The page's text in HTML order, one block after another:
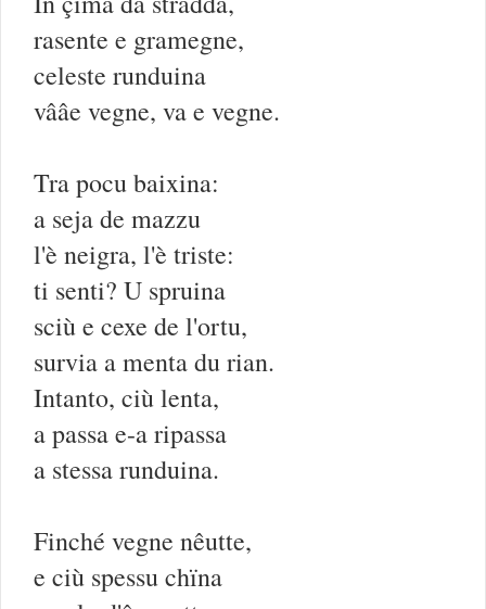
rasente e gramegne,
celeste runduina
vââe vegne, va e vegne.
Tra pocu baixina:
a seja de mazzu
l'è neigra, l'è triste:
ti senti? U spruina
sciù e cexe de l'ortu,
survia a menta du rian.
Intanto, ciù lenta,
a passa e-a ripassa
a stessa runduina.
Finché vegne nêutte,
e ciù spessu chïna